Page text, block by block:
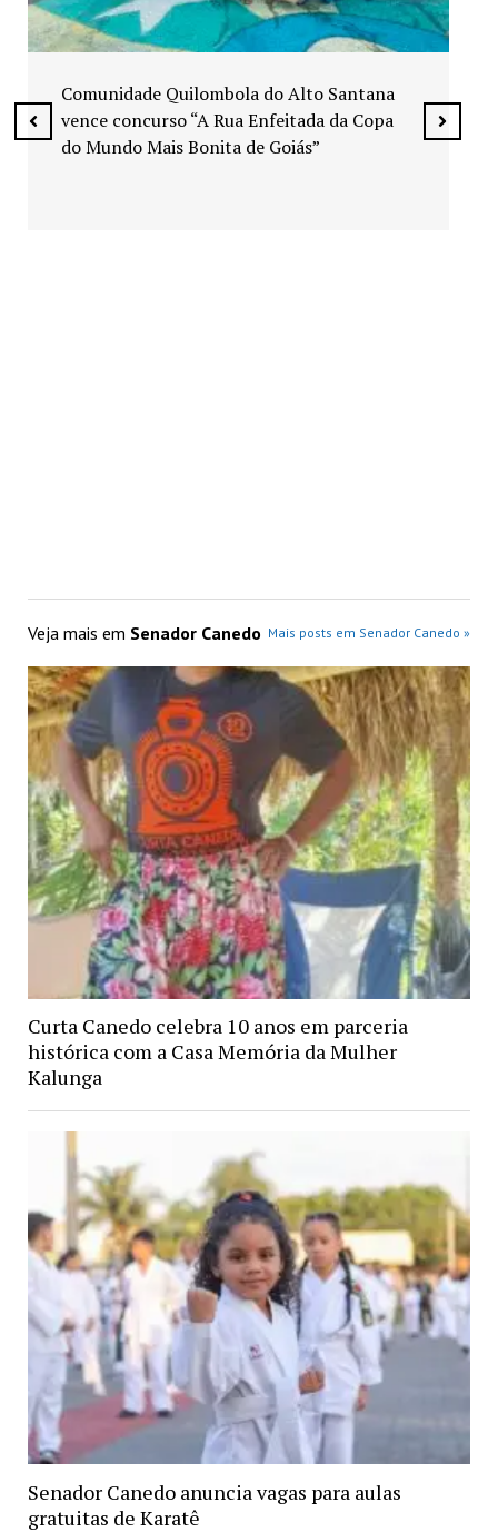
Exposição “Arte em Cores” leva pinturas a
espaços públicos de Senador Canedo
Veja mais em Senador Canedo Mais posts em Senador Canedo »
Curta Canedo celebra 10 anos em parceria
histórica com a Casa Memória da Mulher
Kalunga
Senador Canedo anuncia vagas para aulas
gratuitas de Karatê